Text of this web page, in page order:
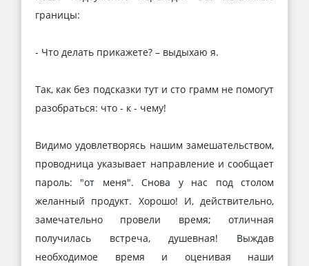
границы:
- Что делать прикажете? – выдыхаю я.
Так, как без подсказки тут и сто грамм не помогут
разобраться: что - к - чему!
Видимо удовлетворясь нашим замешательством,
проводница указывает направление и сообщает
пароль: "от меня". Снова у нас под столом
желанный продукт. Хорошо! И, действительно,
замечательно провели время; отличная
получилась встреча, душевная! Выждав
необходимое время и оценивая наши